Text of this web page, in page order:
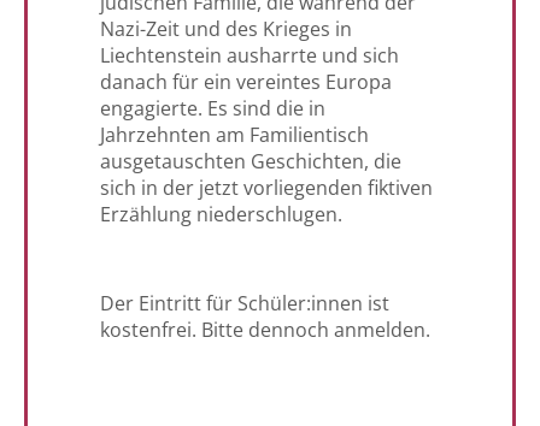
Nazi-Zeit und des Krieges in
Liechtenstein ausharrte und sich
danach für ein vereintes Europa
engagierte. Es sind die in
Jahrzehnten am Familientisch
ausgetauschten Geschichten, die
sich in der jetzt vorliegenden fiktiven
Erzählung niederschlugen.
Der Eintritt für Schüler:innen ist
kostenfrei. Bitte dennoch anmelden.